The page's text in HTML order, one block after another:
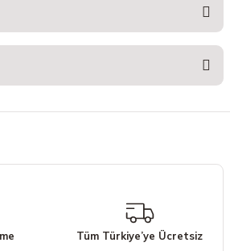
bilgiler bulunuyor.
bulunuyor.
Tüm Türkiye’ye Ücretsiz